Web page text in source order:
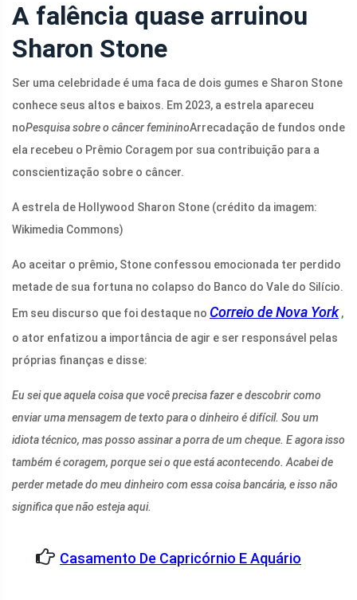
A falência quase arruinou
Sharon Stone
Ser uma celebridade é uma faca de dois gumes e Sharon Stone
conhece seus altos e baixos. Em 2023, a estrela apareceu
noPesquisa sobre o câncer femininoArrecadação de fundos onde
ela recebeu o Prêmio Coragem por sua contribuição para a
conscientização sobre o câncer.
A estrela de Hollywood Sharon Stone (crédito da imagem:
Wikimedia Commons)
Ao aceitar o prêmio, Stone confessou emocionada ter perdido
metade de sua fortuna no colapso do Banco do Vale do Silício.
Em seu discurso que foi destaque no Correio de Nova York ,
o ator enfatizou a importância de agir e ser responsável pelas
próprias finanças e disse:
Eu sei que aquela coisa que você precisa fazer e descobrir como
enviar uma mensagem de texto para o dinheiro é difícil. Sou um
idiota técnico, mas posso assinar a porra de um cheque. E agora isso
também é coragem, porque sei o que está acontecendo. Acabei de
perder metade do meu dinheiro com essa coisa bancária, e isso não
significa que não esteja aqui.
Casamento De Capricórnio E Aquário